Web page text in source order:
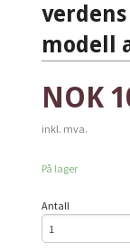
modell
Pris
NOK
inkl. mva.
På lager
Antall